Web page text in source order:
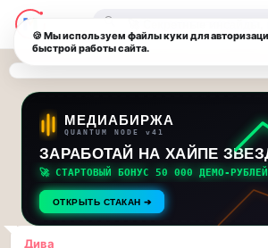
Последние
новости
и
обновления
потока:
Друзья,
приглашаем
на
музыкальную
прогулку
—
Главный
столичный
чат-
новости
🔍
МЕДИАБИРЖА
QUANTUM NODE v41
ЗАРАБОТАЙ НА ХАЙПЕ
🚀 СТАРТОВЫЙ БОНУС 50 000 ДЕМО-
ОТКРЫТЬ СТАКАН ➔
Дива
🍪 Мы используем файлы куки для
быстрой работы сайта.